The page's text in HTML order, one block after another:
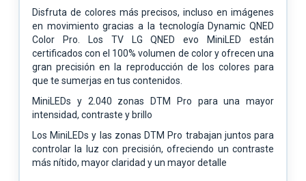
Disfruta de colores más precisos, incluso en imágenes
en movimiento gracias a la tecnología Dynamic QNED
Color Pro. Los TV LG QNED evo MiniLED están
certificados con el 100% volumen de color y ofrecen una
gran precisión en la reproducción de los colores para
que te sumerjas en tus contenidos.
MiniLEDs y 2.040 zonas DTM Pro para una mayor
intensidad, contraste y brillo
Los MiniLEDs y las zonas DTM Pro trabajan juntos para
controlar la luz con precisión, ofreciendo un contraste
más nítido, mayor claridad y un mayor detalle